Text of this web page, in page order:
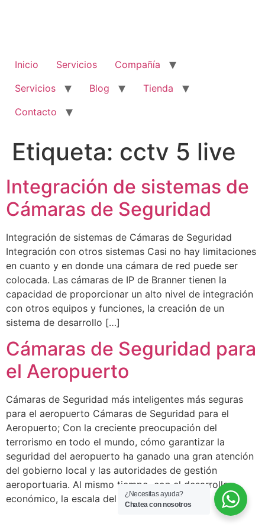
Inicio Servicios
Compañía
Servicios
Blog
Tienda
Contacto
Etiqueta: cctv 5 live
Integración de sistemas de
Cámaras de Seguridad
Integración de sistemas de Cámaras de Seguridad
Integración con otros sistemas Casi no hay limitaciones
en cuanto y en donde una cámara de red puede ser
colocada. Las cámaras de IP de Branner tienen la
capacidad de proporcionar un alto nivel de integración
con otros equipos y funciones, la creación de un
sistema de desarrollo […]
Cámaras de Seguridad para
el Aeropuerto
Cámaras de Seguridad más inteligentes más seguras
para el aeropuerto Cámaras de Seguridad para el
Aeropuerto; Con la creciente preocupación del
terrorismo en todo el mundo, cómo garantizar la
seguridad del aeropuerto ha ganado una gran atención
del gobierno local y las autoridades de gestión
aeroportuaria. Al mismo tiempo, con el desarrollo
económico, la escala del […]¿Necesitas ayuda?
Chatea con nosotros